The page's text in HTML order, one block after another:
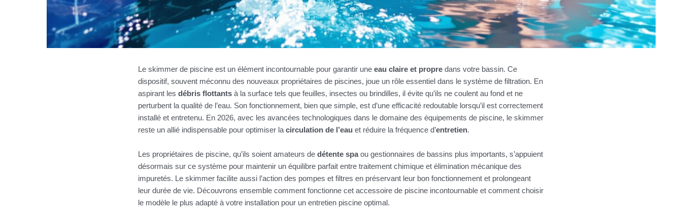
Le skimmer de piscine est un élément incontournable pour garantir une eau claire et propre dans votre bassin. Ce
dispositif, souvent méconnu des nouveaux propriétaires de piscines, joue un rôle essentiel dans le système de filtration. En
aspirant les débris flottants à la surface tels que feuilles, insectes ou brindilles, il évite qu’ils ne coulent au fond et ne
perturbent la qualité de l’eau. Son fonctionnement, bien que simple, est d’une efficacité redoutable lorsqu’il est correctement
installé et entretenu. En 2026, avec les avancées technologiques dans le domaine des équipements de piscine, le skimmer
reste un allié indispensable pour optimiser la circulation de l’eau et réduire la fréquence d’entretien.
Les propriétaires de piscine, qu’ils soient amateurs de détente spaou gestionnaires de bassins plus importants, s’appuient
désormais sur ce système pour maintenir un équilibre parfait entre traitement chimique et élimination mécanique des
impuretés. Le skimmer facilite aussi l’action des pompes et filtres en préservant leur bon fonctionnement et prolongeant
leur durée de vie. Découvrons ensemble comment fonctionne cet accessoire de piscine incontournable et comment choisir
le modèle le plus adapté à votre installation pour un entretien piscine optimal.